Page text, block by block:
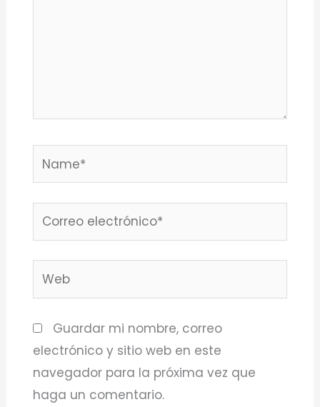
Name*
Correo
Web
Guardar mi nombre, correo
electrónico y sitio web en este
navegador para la próxima vez que
haga un comentario.